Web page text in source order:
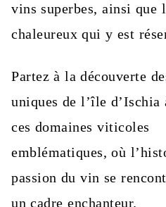
vins superbes, ainsi que
chaleureux qui y est
Partez à la découverte
uniques de l’île d’Ischia
ces domaines viticoles
emblématiques, où
passion du vin se
un cadre enchanteur.